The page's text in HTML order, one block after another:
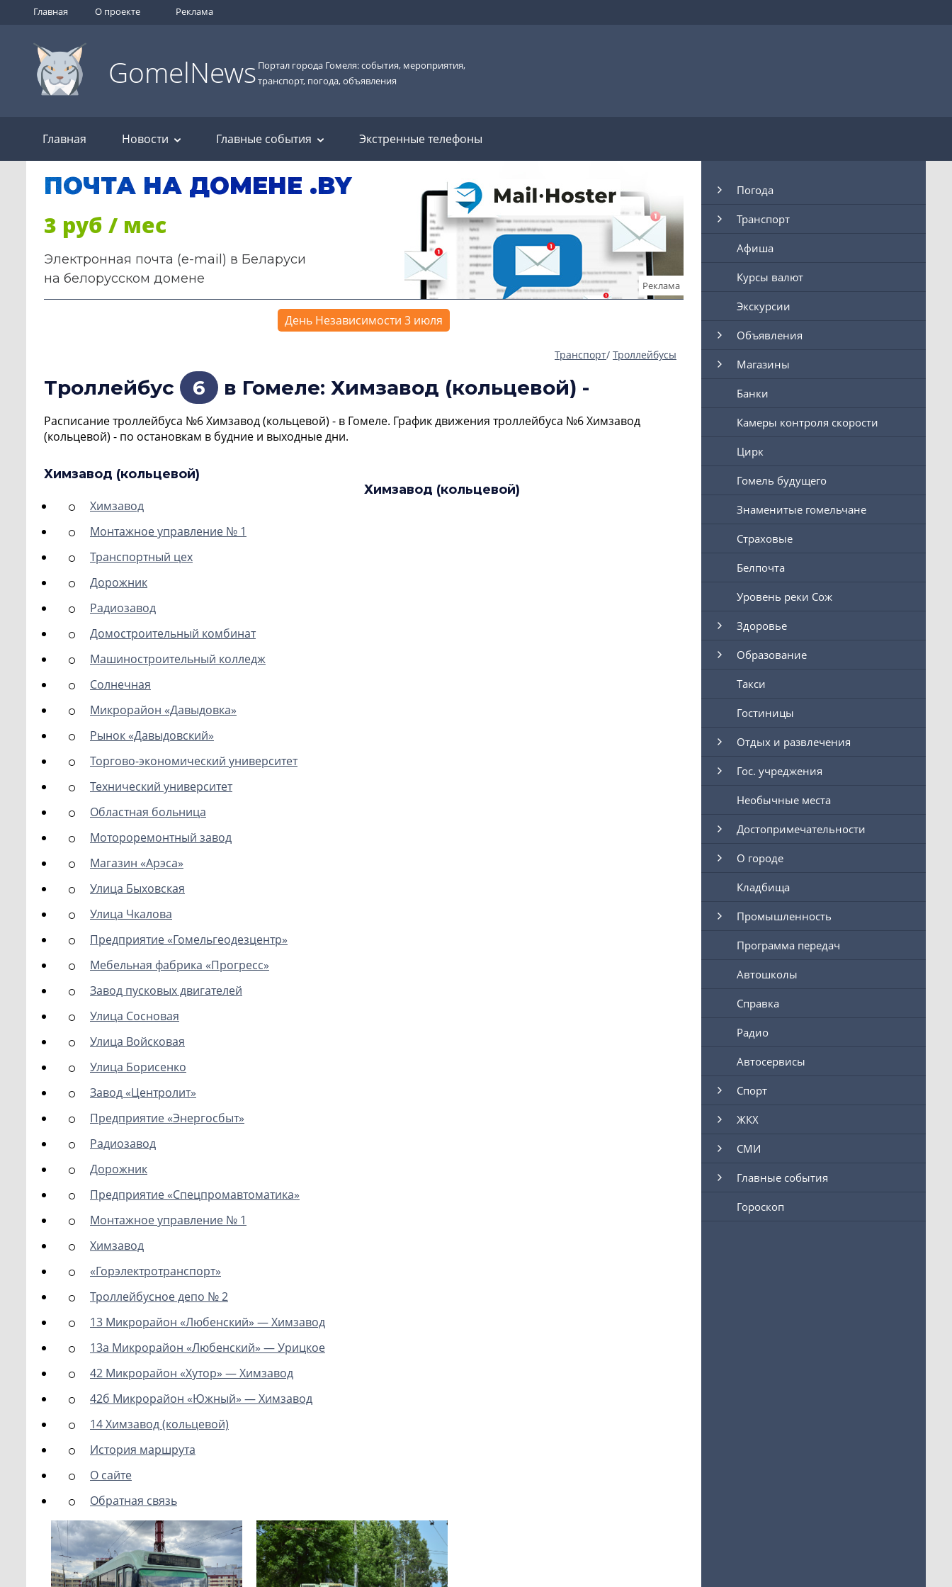
Главная О проекте Реклама
GomelNews Портал города Гомеля: события, мероприятия,
транспорт, погода, объявления
Главная Новости Главные события Экстренные телефоны
ПОЧТА НА ДОМЕНЕ .BY
3 руб / мес
Электронная почта (e-mail) в Беларуси
на белорусском домене
Реклама
День Независимости 3 июля
Транспорт/ Троллейбусы
Троллейбус 6 в Гомеле: Химзавод (кольцевой) -
Расписание троллейбуса №6 Химзавод (кольцевой) - в Гомеле. График движения троллейбуса №6 Химзавод
(кольцевой) - по остановкам в будние и выходные дни.
Химзавод (кольцевой)
Химзавод
Монтажное управление № 1
Транспортный цех
Дорожник
Радиозавод
Домостроительный комбинат
Машиностроительный колледж
Солнечная
Микрорайон «Давыдовка»
Рынок «Давыдовский»
Торгово-экономический университет
Технический университет
Областная больница
Мотороремонтный завод
Магазин «Арэса»
Улица Быховская
Улица Чкалова
Предприятие «Гомельгеодезцентр»
Мебельная фабрика «Прогресс»
Завод пусковых двигателей
Улица Сосновая
Улица Войсковая
Улица Борисенко
Завод «Центролит»
Предприятие «Энергосбыт»
Радиозавод
Дорожник
Предприятие «Спецпромавтоматика»
Монтажное управление № 1
Химзавод
«Горэлектротранспорт»
Троллейбусное депо № 2
13 Микрорайон «Любенский» — Химзавод
13а Микрорайон «Любенский» — Урицкое
42 Микрорайон «Хутор» — Химзавод
42б Микрорайон «Южный» — Химзавод
14 Химзавод (кольцевой)
История маршрута
О сайте
Обратная связь
Химзавод (кольцевой)
Погода
Транспорт
Афиша
Курсы валют
Экскурсии
Объявления
Магазины
Банки
Камеры контроля скорости
Цирк
Гомель будущего
Знаменитые гомельчане
Страховые
Белпочта
Уровень реки Сож
Здоровье
Образование
Такси
Гостиницы
Отдых и развлечения
Гос. учреджения
Необычные места
Достопримечательности
О городе
Кладбища
Промышленность
Программа передач
Автошколы
Справка
Радио
Автосервисы
Спорт
ЖКХ
СМИ
Главные события
Гороскоп